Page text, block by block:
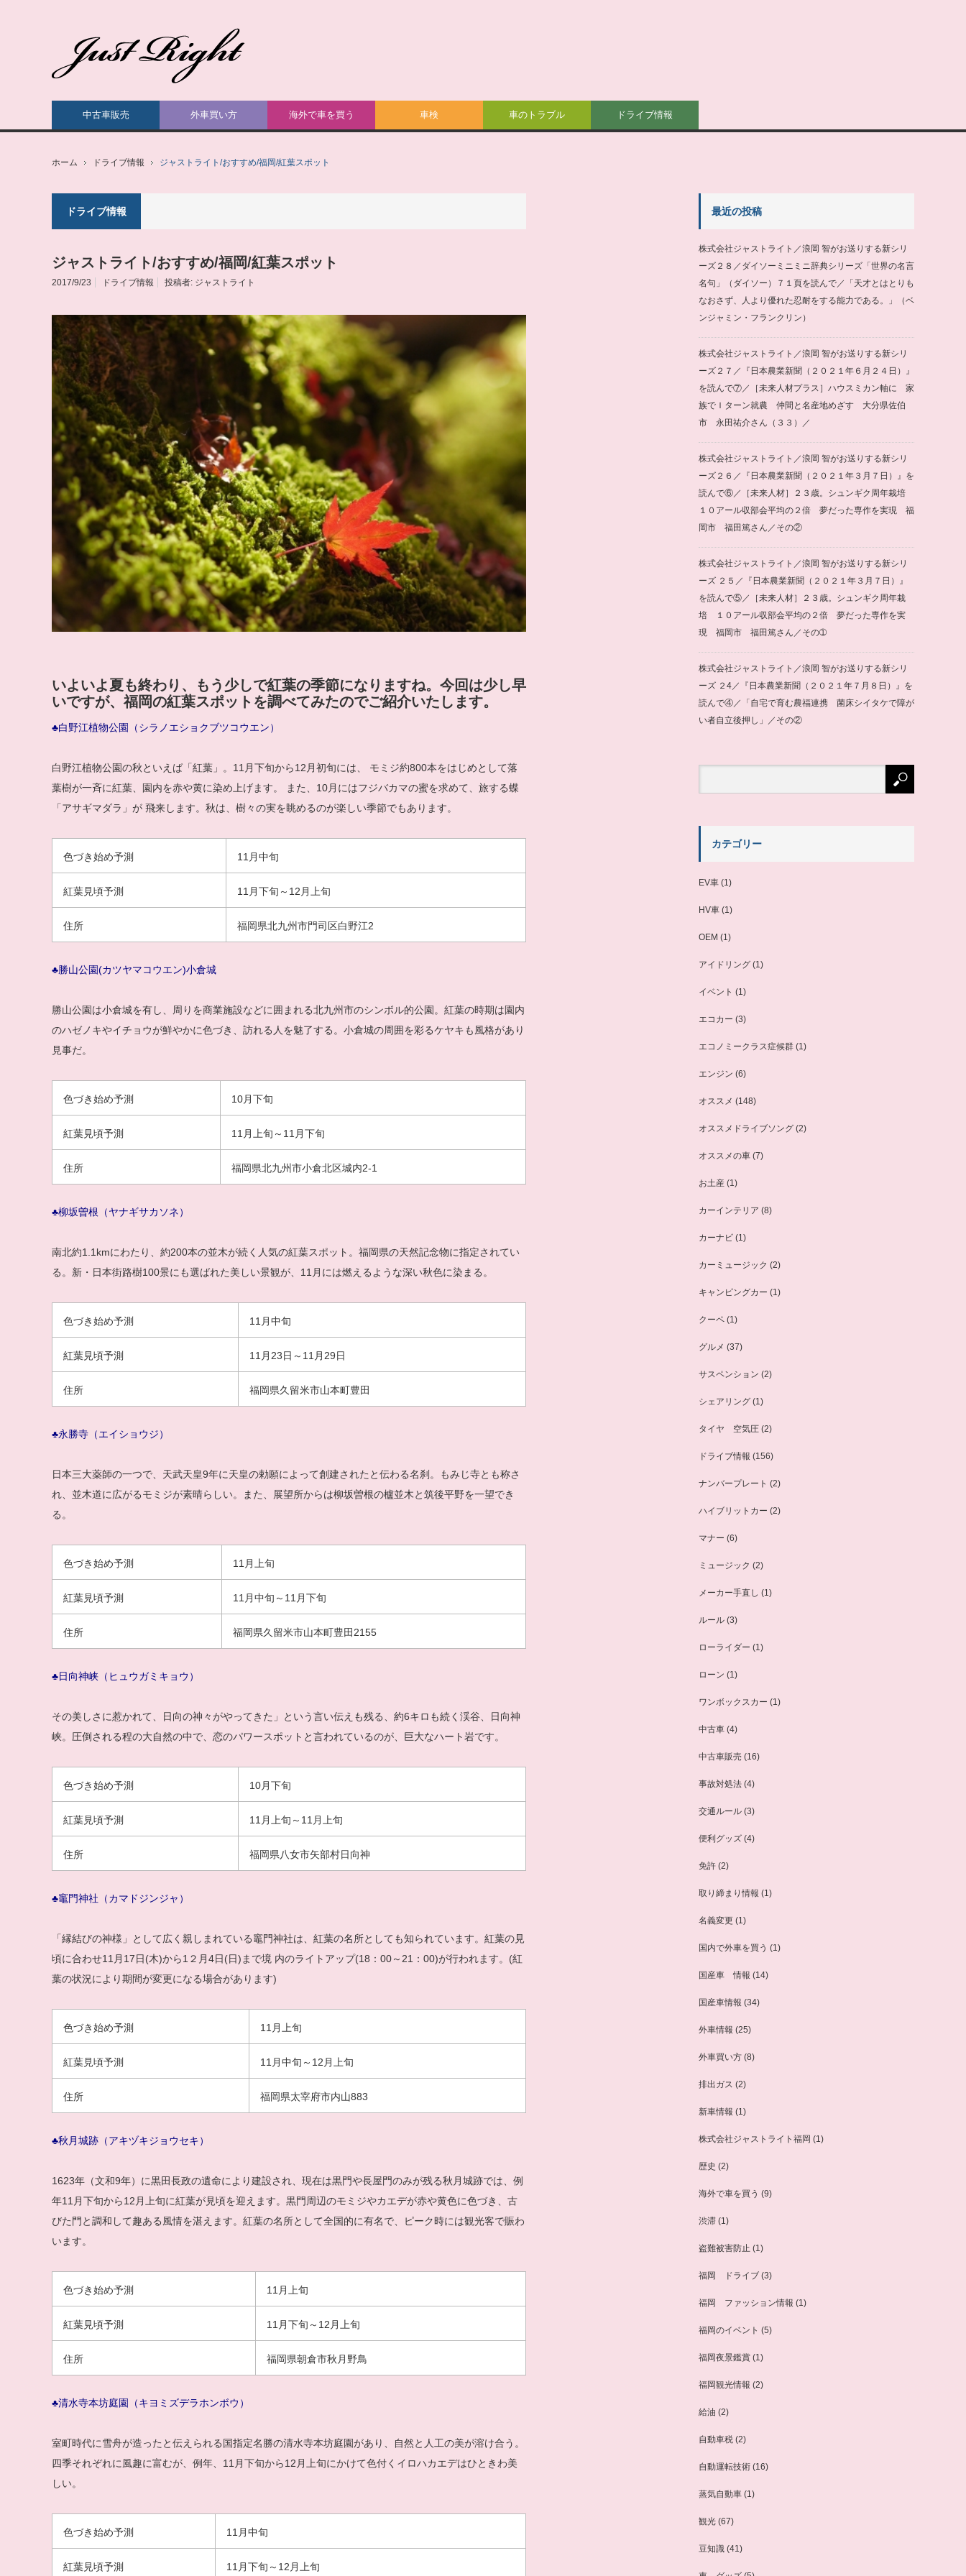
中古車販売 外車買い方 海外で車を買う 車検 車のトラブル ドライブ情報
ホーム ドライブ情報 ジャストライト/おすすめ/福岡/紅葉スポット
ドライブ情報
ジャストライト/おすすめ/福岡/紅葉スポット
2017/9/23 ドライブ情報 投稿者: ジャストライト
いよいよ夏も終わり、もう少しで紅葉の季節になりますね。今回は少し早
いですが、福岡の紅葉スポットを調べてみたのでご紹介いたします。
♣白野江植物公園（シラノエショクブツコウエン）
白野江植物公園の秋といえば「紅葉」。11月下旬から12月初旬には、 モミジ約800本をはじめとして落
葉樹が一斉に紅葉、園内を赤や黄に染め上げます。 また、10月にはフジバカマの蜜を求めて、旅する蝶
「アサギマダラ」が 飛来します。秋は、樹々の実を眺めるのが楽しい季節でもあります。
色づき始め予測 11月中旬
紅葉見頃予測 11月下旬～12月上旬
住所 福岡県北九州市門司区白野江2
♣勝山公園(カツヤマコウエン)小倉城
勝山公園は小倉城を有し、周りを商業施設などに囲まれる北九州市のシンボル的公園。紅葉の時期は園内
のハゼノキやイチョウが鮮やかに色づき、訪れる人を魅了する。小倉城の周囲を彩るケヤキも風格があり
見事だ。
色づき始め予測 10月下旬
紅葉見頃予測 11月上旬～11月下旬
住所 福岡県北九州市小倉北区城内2-1
♣柳坂曽根（ヤナギサカソネ）
南北約1.1kmにわたり、約200本の並木が続く人気の紅葉スポット。福岡県の天然記念物に指定されてい
る。新・日本街路樹100景にも選ばれた美しい景観が、11月には燃えるような深い秋色に染まる。
色づき始め予測 11月中旬
紅葉見頃予測 11月23日～11月29日
住所 福岡県久留米市山本町豊田
♣永勝寺（エイショウジ）
日本三大薬師の一つで、天武天皇9年に天皇の勅願によって創建されたと伝わる名刹。もみじ寺とも称さ
れ、並木道に広がるモミジが素晴らしい。また、展望所からは柳坂曽根の櫨並木と筑後平野を一望でき
る。
色づき始め予測 11月上旬
紅葉見頃予測 11月中旬～11月下旬
住所 福岡県久留米市山本町豊田2155
♣日向神峡（ヒュウガミキョウ）
その美しさに惹かれて、日向の神々がやってきた」という言い伝えも残る、約6キロも続く渓谷、日向神
峡。圧倒される程の大自然の中で、恋のパワースポットと言われているのが、巨大なハート岩です。
色づき始め予測 10月下旬
紅葉見頃予測 11月上旬～11月上旬
住所 福岡県八女市矢部村日向神
♣竈門神社（カマドジンジャ）
「縁結びの神様」として広く親しまれている竈門神社は、紅葉の名所としても知られています。紅葉の見
頃に合わせ11月17日(木)から1２月4日(日)まで境 内のライトアップ(18：00～21：00)が行われます。(紅
葉の状況により期間が変更になる場合があります)
色づき始め予測 11月上旬
紅葉見頃予測 11月中旬～12月上旬
住所 福岡県太宰府市内山883
♣秋月城跡（アキヅキジョウセキ）
1623年（文和9年）に黒田長政の遺命により建設され、現在は黒門や長屋門のみが残る秋月城跡では、例
年11月下旬から12月上旬に紅葉が見頃を迎えます。黒門周辺のモミジやカエデが赤や黄色に色づき、古
びた門と調和して趣ある風情を湛えます。紅葉の名所として全国的に有名で、ピーク時には観光客で賑わ
います。
色づき始め予測 11月上旬
紅葉見頃予測 11月下旬～12月上旬
住所 福岡県朝倉市秋月野鳥
♣清水寺本坊庭園（キヨミズデラホンボウ）
室町時代に雪舟が造ったと伝えられる国指定名勝の清水寺本坊庭園があり、自然と人工の美が溶け合う。
四季それぞれに風趣に富むが、例年、11月下旬から12月上旬にかけて色付くイロハカエデはひときわ美
しい。
色づき始め予測 11月中旬
紅葉見頃予測 11月下旬～12月上旬
最近の投稿
株式会社ジャストライト／浪岡 智がお送りする新シリ
ーズ２８／ダイソーミニミニ辞典シリーズ「世界の名言
名句」（ダイソー）７１頁を読んで／「天才とはとりも
なおさず、人より優れた忍耐をする能力である。」（ベ
ンジャミン・フランクリン）
株式会社ジャストライト／浪岡 智がお送りする新シリ
ーズ２７／『日本農業新聞（２０２１年６月２４日）』
を読んで⑦／［未来人材プラス］ハウスミカン軸に 家
族でＩターン就農 仲間と名産地めざす 大分県佐伯
市 永田祐介さん（３３）／
株式会社ジャストライト／浪岡 智がお送りする新シリ
ーズ２６／『日本農業新聞（２０２１年３月７日）』を
読んで⑥／［未来人材］２３歳。シュンギク周年栽培
１０アール収部会平均の２倍 夢だった専作を実現 福
岡市 福田篤さん／その②
株式会社ジャストライト／浪岡 智がお送りする新シリ
ーズ ２５／『日本農業新聞（２０２１年３月７日）』
を読んで⑤／［未来人材］２３歳。シュンギク周年栽
培 １０アール収部会平均の２倍 夢だった専作を実
現 福岡市 福田篤さん／その➀
株式会社ジャストライト／浪岡 智がお送りする新シリ
ーズ ２4／『日本農業新聞（２０２１年７月８日）』を
読んで④／「自宅で育む農福連携 菌床シイタケで障が
い者自立後押し」／その②
カテゴリー
EV車 (1)
HV車 (1)
OEM (1)
アイドリング (1)
イベント (1)
エコカー (3)
エコノミークラス症候群 (1)
エンジン (6)
オススメ (148)
オススメドライブソング (2)
オススメの車 (7)
お土産 (1)
カーインテリア (8)
カーナビ (1)
カーミュージック (2)
キャンピングカー (1)
クーペ (1)
グルメ (37)
サスペンション (2)
シェアリング (1)
タイヤ 空気圧 (2)
ドライブ情報 (156)
ナンバープレート (2)
ハイブリットカー (2)
マナー (6)
ミュージック (2)
メーカー手直し (1)
ルール (3)
ローライダー (1)
ローン (1)
ワンボックスカー (1)
中古車 (4)
中古車販売 (16)
事故対処法 (4)
交通ルール (3)
便利グッズ (4)
免許 (2)
取り締まり情報 (1)
名義変更 (1)
国内で外車を買う (1)
国産車 情報 (14)
国産車情報 (34)
外車情報 (25)
外車買い方 (8)
排出ガス (2)
新車情報 (1)
株式会社ジャストライト福岡 (1)
歴史 (2)
海外で車を買う (9)
渋滞 (1)
盗難被害防止 (1)
福岡 ドライブ (3)
福岡 ファッション情報 (1)
福岡のイベント (5)
福岡夜景鑑賞 (1)
福岡観光情報 (2)
給油 (2)
自動車税 (2)
自動運転技術 (16)
蒸気自動車 (1)
観光 (67)
豆知識 (41)